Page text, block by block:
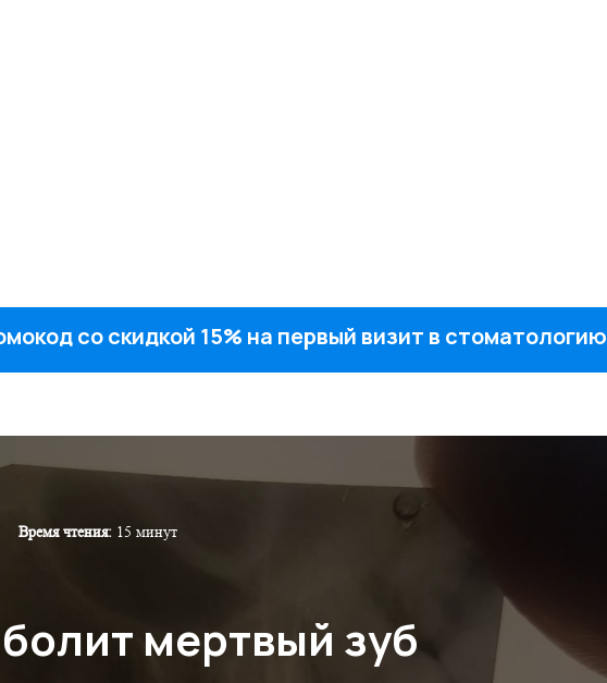
Время чтения: 15 минут
мертвый зуб
со скидкой 15% на первый визит в стоматологию